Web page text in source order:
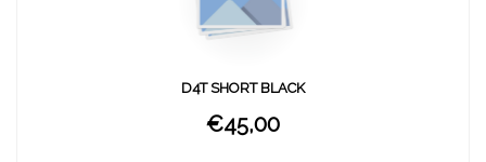
D4T SHORT BLACK
€45,00